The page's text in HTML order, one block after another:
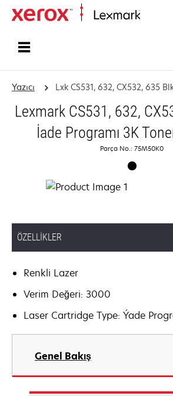
Yazıcı Lxk CS531, 632, CX532, 635
Lexmark CS531, 632,
İade Programı 3K
Parça No.: 75M50K0
ÖZELLIKLER
Renkli Lazer
Verim Değeri: 3000
Laser Cartridge Type: Ýade
Genel Bakış